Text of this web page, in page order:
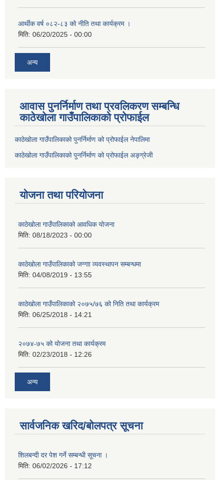
आर्थीक वर्ष ०८२-८३ को नीति तथा कार्यक्रम ।
मिति: 06/20/2025 - 00:00
अन्य
आवास पुनर्निर्माण तथा प्रवलिकरण सम्बन्धि
काठेखोला गाउँपालिकाको प्रोफाईल
काठेखोला गाउँपालिकाको पुनर्निर्माण को प्रोफाईल नेपालिमा
काठेखोला गाउँपालिकाको पुनर्निर्माण को प्रोफाईल अङ्ग्रेजी
योजना तथा परियोजना
काठेखोला गाउँपालिकाको आवधिक योजना
मिति: 08/18/2023 - 00:00
काठेखोला गाउँपालिकाको जग्गाा व्यवस्थापन सम्बन्धमा
मिति: 04/08/2019 - 13:55
काठेखोला गाउँपालिकाको २०७५/७६ को निति तथा कार्यक्रम
मिति: 06/25/2018 - 14:21
२०७४-७५ को योजना तथा कार्यक्रम
मिति: 02/23/2018 - 12:26
अन्य
सार्वजनिक खरिद/बोलपत्र सूचना
शिलबन्दी दर पेश गर्ने सम्बन्धी सूचना ।
मिति: 06/02/2026 - 17:12